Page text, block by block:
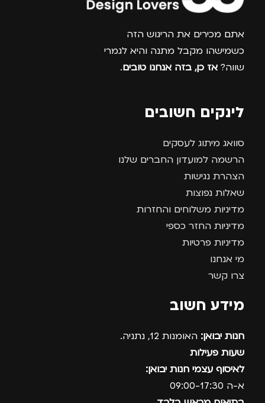
צרפו אותי למועדון
אתם מכירים את הריגוש הזה
כשמישהו מקבל מתנה והיא לגמרי
שווה? אז כן, בזה אנחנו טובים.
לינקים חשובים
סוואג מיתוג לעסקים
הרשמה למועדון החברים שלנו
הצהרת נגישות
שאלות נפוצות
מדיניות משלוחים והחזרות
מדיניות החזר כספי
מדיניות פרטיות
מי אנחנו
צרו קשר
מידע חשוב
חנות יבואן: האומנות 12, נתניה.
שעות פעילות
לאיסוף עצמי חנות יבואן:
א-ה 09:00-17:30